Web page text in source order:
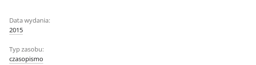
Data wydania:
2015
Typ zasobu:
czasopismo